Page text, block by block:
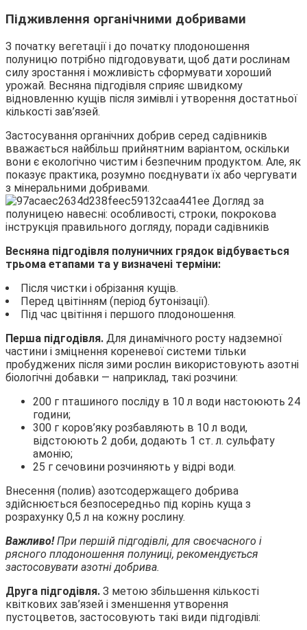
Підживлення органічними добривами
З початку вегетації і до початку плодоношення
полуницю потрібно підгодовувати, щоб дати рослинам
силу зростання і можливість сформувати хороший
урожай. Весняна підгодівля сприяє швидкому
відновленню кущів після зимівлі і утворення достатньої
кількості зав’язей.
Застосування органічних добрив серед садівників
вважається найбільш прийнятним варіантом, оскільки
вони є екологічно чистим і безпечним продуктом. Але, як
показує практика, розумно поєднувати їх або чергувати
з мінеральними добривами.
Весняна підгодівля полуничних грядок відбувається
трьома етапами та у визначені терміни:
Після чистки і обрізання кущів.
Перед цвітінням (період бутонізації).
Під час цвітіння і першого плодоношення.
Перша підгодівля. Для динамічного росту надземної
частини і зміцнення кореневої системи тільки
пробуджених після зими рослин використовують азотні
біологічні добавки — наприклад, такі розчини:
200 г пташиного посліду в 10 л води настоюють 24
години;
300 г коров’яку розбавляють в 10 л води,
відстоюють 2 доби, додають 1 ст. л. сульфату
амонію;
25 г сечовини розчиняють у відрі води.
Внесення (полив) азотсодержащего добрива
здійснюється безпосередньо під корінь куща з
розрахунку 0,5 л на кожну рослину.
Важливо!При першій підгодівлі, для своєчасного і
рясного плодоношення полуниці, рекомендується
застосовувати азотні добрива.
Друга підгодівля. З метою збільшення кількості
квіткових зав’язей і зменшення утворення
пустоцветов, застосовують такі види підгодівлі: